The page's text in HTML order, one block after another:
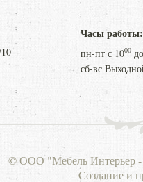
Часы работы:
пн-пт с 1000
сб-вс
© ООО "Мебель Интерьер -
Cоздание и